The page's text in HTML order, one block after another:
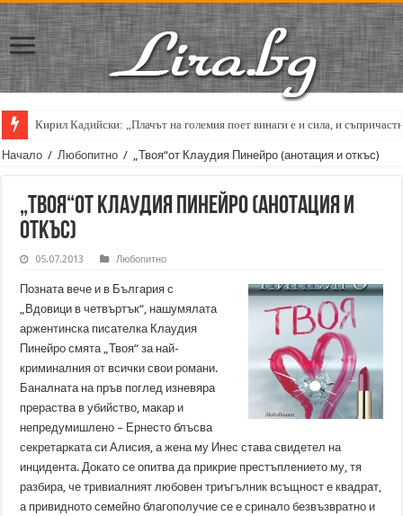
Кирил Кадийски: „Плачът на големия поет винаги е и сила, и
Начало / Любопитно / „Твоя“от Клаудия Пинейро (анотация и откъс)
„Твоя“от Клаудия Пинейро (анотация и
откъс)
05.07.2013 Любопитно
Позната вече и в България с
„Вдовици в четвъртък“, нашумялата
аржентинска писателка Клаудия
Пинейро смята „Твоя“ за най-
криминалния от всички свои романи.
Баналната на пръв поглед изневяра
прераства в убийство, макар и
непредумишлено – Ернесто блъсва
секретарката си Алисия, а жена му Инес става свидетел на
инцидента. Докато се опитва да прикрие престъплението му, тя
разбира, че тривиалният любовен триъгълник всъщност е квадрат,
а привидното семейно благополучие се е сринало безвъзвратно и